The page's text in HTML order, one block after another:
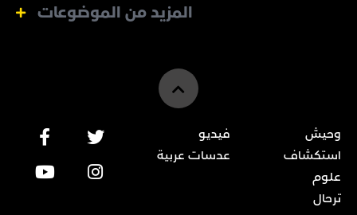
المزيد من الموضوعات
وحيش
استكشاف
علوم
ترحال
فيديو
عدسات عربية